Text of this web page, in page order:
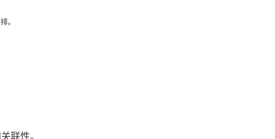
。
联性。